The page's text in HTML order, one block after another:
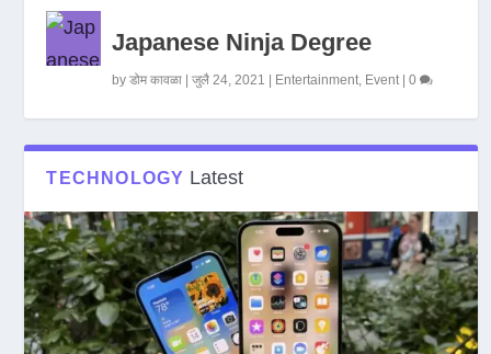
Japanese Ninja Degree
byडोम कावळा |जुलै 24, 2021 Entertainment, Event|0
TECHNOLOGY Latest